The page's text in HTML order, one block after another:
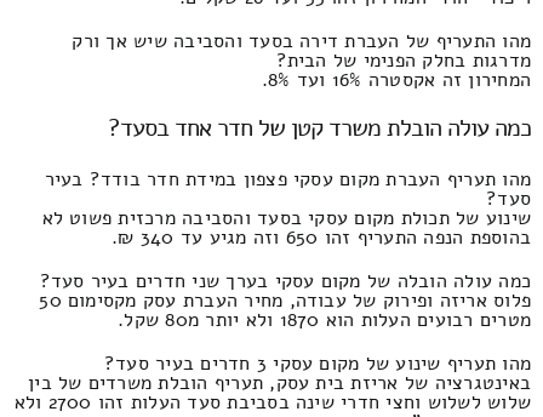
מהו התעריף של העברת דירה בסעד והסביבה שיש אך ורק
מדרגות בחלק הפנימי של הבית?
המחירון זה אקסטרה 16% ועד 8%.
כמה עולה הובלת משרד קטן של חדר אחד בסעד?
מהו תעריף העברת מקום עסקי פצפון במידת חדר בודד? בעיר
סעד?
שינוע של תכולת מקום עסקי בסעד והסביבה מרכזית פשוט לא
בהוספת הנפה התעריף זהו 650 וזה מגיע עד 340 ₪.
כמה עולה הובלה של מקום עסקי בערך שני חדרים בעיר סעד?
פלוס אריזה ופירוק של עבודה, מחיר העברת עסק מקסימום 50
מטרים רבועים העלות הוא 1870 ולא יותר מ80 שקל.
מהו תעריף שינוע של מקום עסקי 3 חדרים בעיר סעד?
באינטגרציה של אריזת בית עסק, תעריף הובלת משרדים של בין
שלוש לשלוש וחצי חדרי שינה בסביבת סעד העלות זהו 2700 ולא